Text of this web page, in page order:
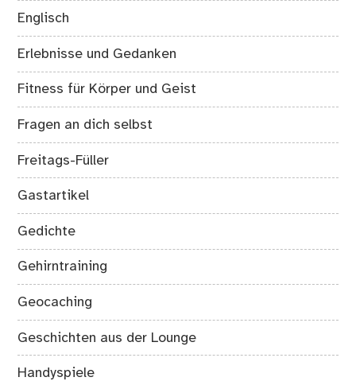
Englisch
Erlebnisse und Gedanken
Fitness für Körper und Geist
Fragen an dich selbst
Freitags-Füller
Gastartikel
Gedichte
Gehirntraining
Geocaching
Geschichten aus der Lounge
Handyspiele